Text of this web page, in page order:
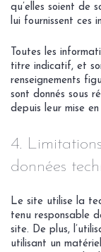
qu’elles soient de
lui fournissent ces
Toutes les
titre indicatif, et
renseignements
sont donnés sous
depuis leur mise en
4.
données
Le site utilise la
tenu responsable
site. De plus,
utilisant un